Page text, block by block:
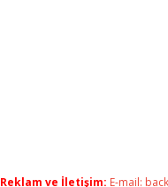
Reklam ve İletişim: E-mail: